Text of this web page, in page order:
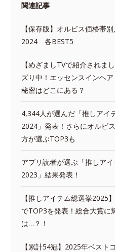
関連記事
【保存版】オルビス価格帯
2024 各BEST5
【めざましTVで紹介されま
ズり中！エッセンスインヘ
秘密はどこにある？
4,344人が選んだ「推しアイ
2024」発表！さらにオルビ
方が選ぶTOP3も
アプリ読者が選ぶ「推しア
2023」結果発表！
【推しアイテム総選挙2025
でTOP3を発表！総合大賞に
は…？！
【累計54冠】2025年ベスト